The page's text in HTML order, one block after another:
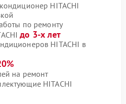
HITACHI
по ремонту
до 3-х лет
HITACHI в
на ремонт
HITACHI